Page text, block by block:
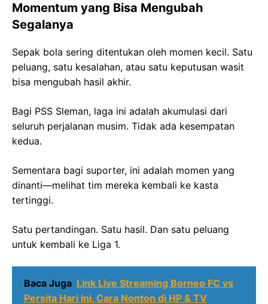
Momentum yang Bisa Mengubah
Segalanya
Sepak bola sering ditentukan oleh momen kecil. Satu
peluang, satu kesalahan, atau satu keputusan wasit
bisa mengubah hasil akhir.
Bagi PSS Sleman, laga ini adalah akumulasi dari
seluruh perjalanan musim. Tidak ada kesempatan
kedua.
Sementara bagi suporter, ini adalah momen yang
dinanti—melihat tim mereka kembali ke kasta
tertinggi.
Satu pertandingan. Satu hasil. Dan satu peluang
untuk kembali ke Liga 1.
Baca Juga Link Live Streaming Borneo FC vs
Persita Hari Ini, Cara Nonton di HP & TV